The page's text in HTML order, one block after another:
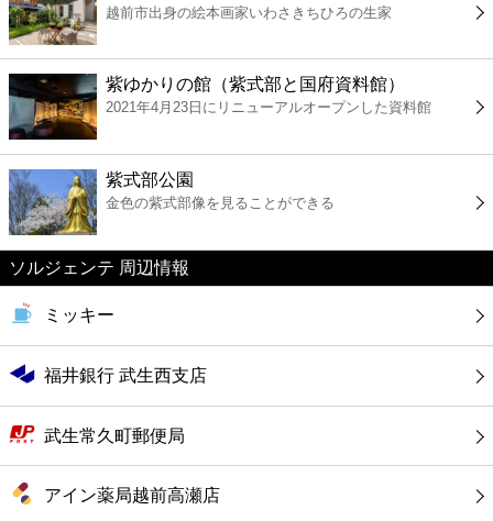
書店
ファミレス
ファーストフード
カフェ
ショッピング
銀行
公共
病院
ホテル
越前市出身の絵本画家いわさきちひろの生家
紫ゆかりの館（紫式部と国府資料館）
2021年4月23日にリニューアルオープンした資料館
紫式部公園
金色の紫式部像を見ることができる
ソルジェンテ 周辺情報
ミッキー
福井銀行 武生西支店
武生常久町郵便局
アイン薬局越前高瀬店